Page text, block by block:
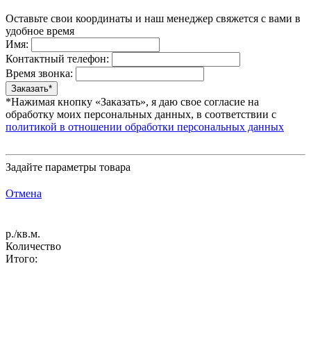
Оставьте свои координаты и наш менеджер свяжется с вами в
удобное время
Имя:
Контактный телефон:
Время звонка:
*Нажимая кнопку «Заказать», я даю свое согласие на
обработку моих персональных данных, в соответствии с
политикой в отношении обработки персональных данных
Задайте параметры товара
Отмена
р./кв.м.
Количество
Итого: